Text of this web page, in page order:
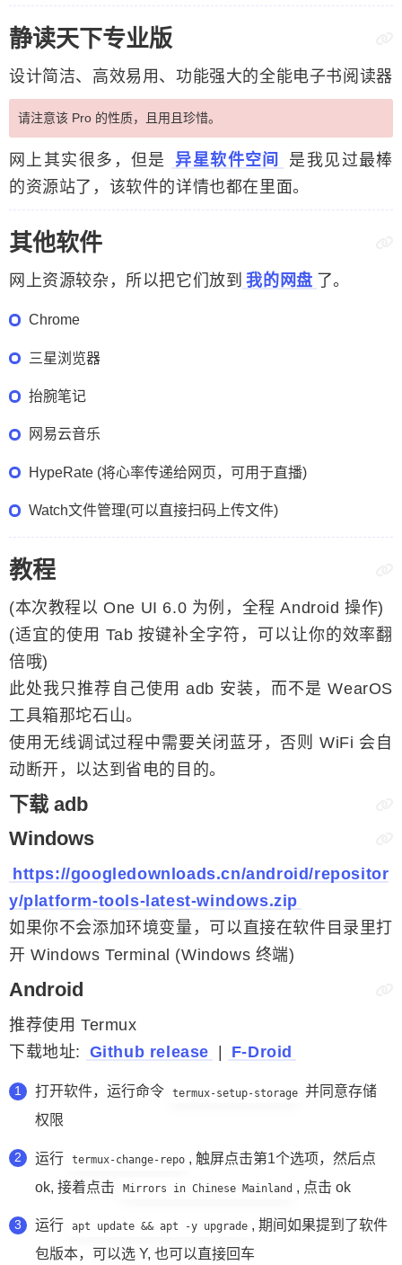
静读天下专业版
设计简洁、高效易用、功能强大的全能电子书阅读器
请注意该 Pro 的性质，且用且珍惜。
网上其实很多，但是 异星软件空间
是我见过最棒
的资源站了，该软件的详情也都在里面。
其他软件
网上资源较杂，所以把它们放到 我的网盘 了。
Chrome
三星浏览器
抬腕笔记
网易云音乐
HypeRate (将心率传递给网页，可用于直播)
Watch文件管理(可以直接扫码上传文件)
教程
(本次教程以 One UI 6.0 为例，全程 Android 操作)
(适宜的使用 Tab 按键补全字符，可以让你的效率翻
倍哦)
此处我只推荐自己使用 adb 安装，而不是 WearOS
工具箱那坨石山。
使用无线调试过程中需要关闭蓝牙，否则 WiFi 会自
动断开，以达到省电的目的。
下载 adb
Windows
https://googledownloads.cn/android/repositor
y/platform-tools-latest-windows.zip
如果你不会添加环境变量，可以直接在软件目录里打
开 Windows Terminal (Windows 终端)
Android
推荐使用 Termux
下载地址: Github release F-Droid
打开软件，运行命令 termux-setup-storage
并同意存储
权限
运行 termux-change-repo , 触屏点击第1个选项，然后点
ok, 接着点击
Mirrors in Chinese Mainland , 点击 ok
运行 apt update && apt -y upgrade , 期间如果提到了软件
包版本，可以选 Y, 也可以直接回车